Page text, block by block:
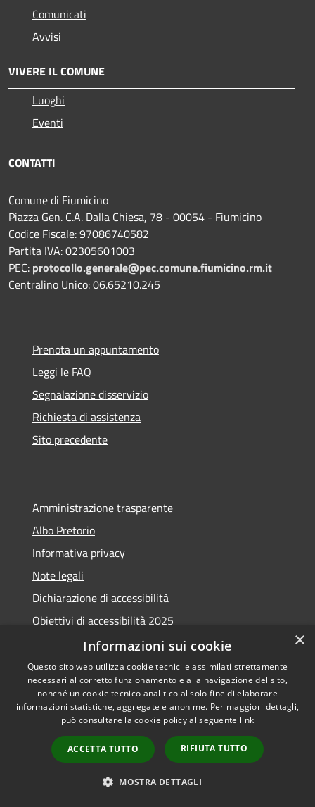
Comunicati
Avvisi
VIVERE IL COMUNE
Luoghi
Eventi
CONTATTI
Comune di Fiumicino
Piazza Gen. C.A. Dalla Chiesa, 78 - 00054 - Fiumicino
Codice Fiscale: 97086740582
Partita IVA: 02305601003
PEC: protocollo.generale@pec.comune.fiumicino.rm.it
Centralino Unico: 06.65210.245
Prenota un appuntamento
Leggi le FAQ
Segnalazione disservizio
Richiesta di assistenza
Sito precedente
Amministrazione trasparente
Albo Pretorio
Informativa privacy
Note legali
Dichiarazione di accessibilità
Obiettivi di accessibilità 2025
Meccanismo di feedback
RSS
Accessibilità
Copyright © 2026 • Comune di
Municipium•
Accesso
redazione
×
Informazioni sui cookie
Questo sito web utilizza cookie tecnici e assimilati strettamente
necessari al corretto funzionamento e alla navigazione del sito,
nonché un cookie tecnico analitico al solo fine di elaborare
informazioni statistiche, aggregate e anonime. Per maggiori dettagli,
può consultare la cookie policy al seguente link
ACCETTA TUTTO RIFIUTA TUTTO
MOSTRA DETTAGLI